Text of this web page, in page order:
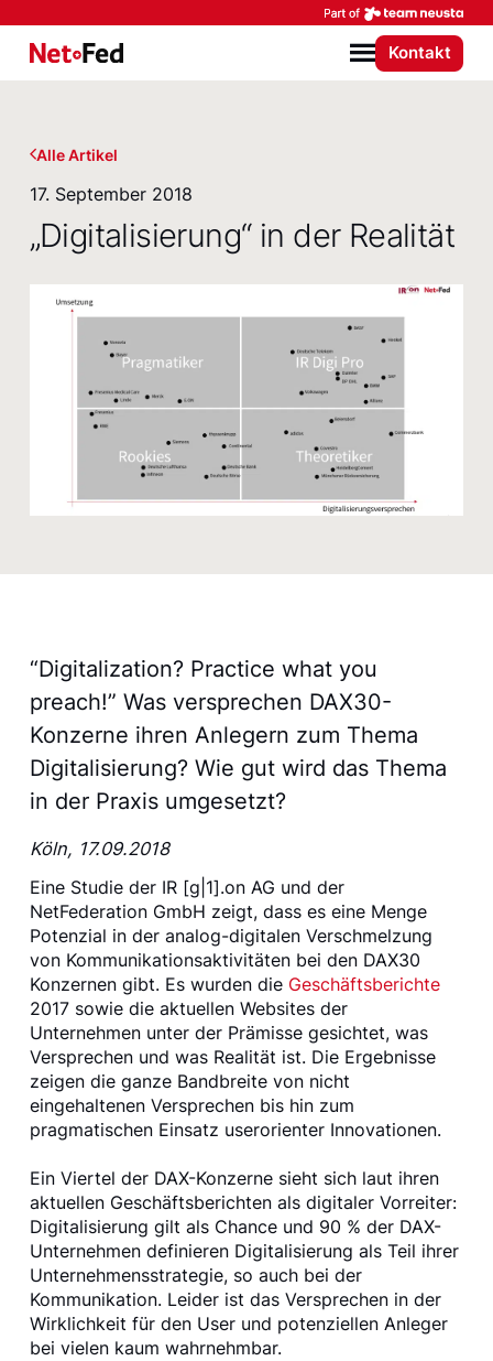
NetFederation GmbH
Menü
Kontakt
Alle Artikel
17. September 2018
„Digitalisierung“ in der Realität
“Digitalization? Practice what you
preach!” Was versprechen DAX30-
Konzerne ihren Anlegern zum Thema
Digitalisierung? Wie gut wird das Thema
in der Praxis umgesetzt?
Köln, 17.09.2018
Eine Studie der IR [g|1].on AG und der
NetFederation GmbH zeigt, dass es eine Menge
Potenzial in der analog-digitalen Verschmelzung
von Kommunikationsaktivitäten bei den DAX30
Konzernen gibt. Es wurden die Geschäftsberichte
2017 sowie die aktuellen Websites der
Unternehmen unter der Prämisse gesichtet, was
Versprechen und was Realität ist. Die Ergebnisse
zeigen die ganze Bandbreite von nicht
eingehaltenen Versprechen bis hin zum
pragmatischen Einsatz userorienter Innovationen.
Ein Viertel der DAX-Konzerne sieht sich laut ihren
aktuellen Geschäftsberichten als digitaler Vorreiter:
Digitalisierung gilt als Chance und 90 % der DAX-
Unternehmen definieren Digitalisierung als Teil ihrer
Unternehmensstrategie, so auch bei der
Kommunikation. Leider ist das Versprechen in der
Wirklichkeit für den User und potenziellen Anleger
bei vielen kaum wahrnehmbar.